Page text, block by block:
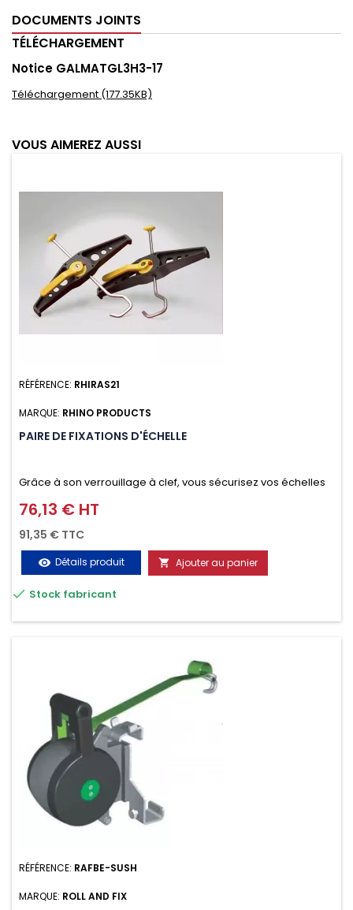
DOCUMENTS JOINTS
TÉLÉCHARGEMENT
Notice GALMATGL3H3-17
Téléchargement (177.35KB)
VOUS AIMEREZ AUSSI
RÉFÉRENCE: RHIRAS21
MARQUE: RHINO PRODUCTS
PAIRE DE FIXATIONS D'ÉCHELLE
Grâce à son verrouillage à clef, vous sécurisez vos échelles
d'un seul geste aussi bien contre le vol que pendant le
transport. Référence vendue par paire.
Prix
76,13 € HT
91,35 € TTC
visibility Détails produit  Ajouter au panier
 Stock fabricant
RÉFÉRENCE: RAFBE-SUSH
MARQUE: ROLL AND FIX